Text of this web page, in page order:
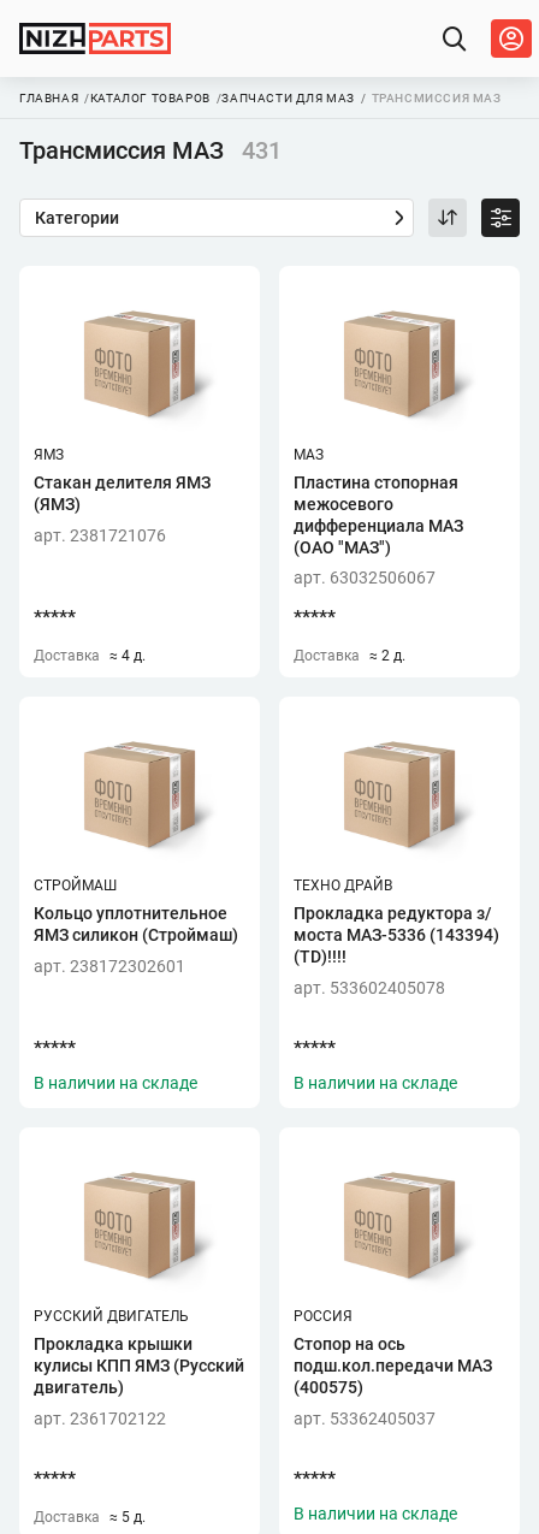
ГЛАВНАЯ КАТАЛОГ ТОВАРОВ ЗАПЧАСТИ ДЛЯ МАЗ ТРАНСМИССИЯ МАЗ
Трансмиссия МАЗ 431
Категории
ЯМЗ
Стакан делителя ЯМЗ
(ЯМЗ)
арт. 2381721076
*****
Доставка ≈ 4 д.
МАЗ
Пластина стопорная
межосевого
дифференциала МАЗ
(ОАО "МАЗ")
арт. 63032506067
*****
Доставка ≈ 2 д.
СТРОЙМАШ
Кольцо уплотнительное
ЯМЗ силикон (Строймаш)
арт. 238172302601
*****
В наличии на складе
ТЕХНО ДРАЙВ
Прокладка редуктора з/
моста МАЗ-5336 (143394)
(TD)!!!!
арт. 533602405078
*****
В наличии на складе
РУССКИЙ ДВИГАТЕЛЬ
Прокладка крышки
кулисы КПП ЯМЗ (Русский
двигатель)
арт. 2361702122
*****
Доставка ≈ 5 д.
РОССИЯ
Стопор на ось
подш.кол.передачи МАЗ
(400575)
арт. 53362405037
*****
В наличии на складе